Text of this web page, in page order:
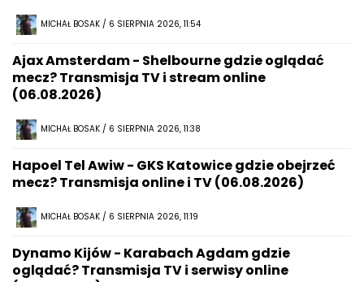
MICHAŁ BOSAK / 6 SIERPNIA 2026, 11:54
Ajax Amsterdam - Shelbourne gdzie oglądać
mecz? Transmisja TV i stream online
(06.08.2026)
MICHAŁ BOSAK / 6 SIERPNIA 2026, 11:38
Hapoel Tel Awiw - GKS Katowice gdzie obejrzeć
mecz? Transmisja online i TV (06.08.2026)
MICHAŁ BOSAK / 6 SIERPNIA 2026, 11:19
Dynamo Kijów - Karabach Agdam gdzie
oglądać? Transmisja TV i serwisy online